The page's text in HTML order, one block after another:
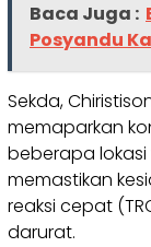
Baca Juga :
Posyandu
Sekda,
memaparkan
beberapa lokasi
memastikan
reaksi cepat
darurat.